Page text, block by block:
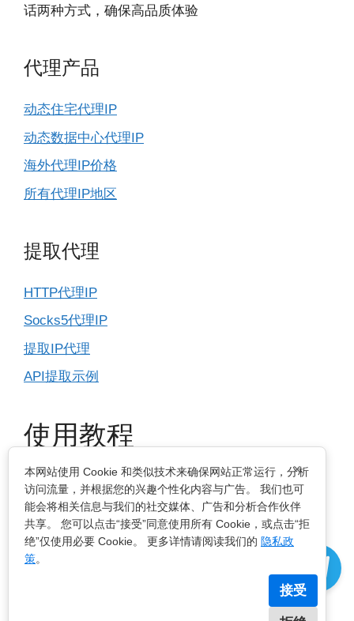
话两种方式，确保高品质体验
代理产品
动态住宅代理IP
动态数据中心代理IP
海外代理IP价格
所有代理IP地区
提取代理
HTTP代理IP
Socks5代理IP
提取IP代理
API提取示例
使用教程
IP基本设置
指纹浏览器
电脑浏览器
×
本网站使用 Cookie 和类似技术来确保网站正常运行，分析
访问流量，并根据您的兴趣个性化内容与广告。 我们也可
能会将相关信息与我们的社交媒体、广告和分析合作伙伴
共享。 您可以点击“接受”同意使用所有 Cookie，或点击“拒
绝”仅使用必要 Cookie。 更多详情请阅读我们的 隐私政
策。
接受